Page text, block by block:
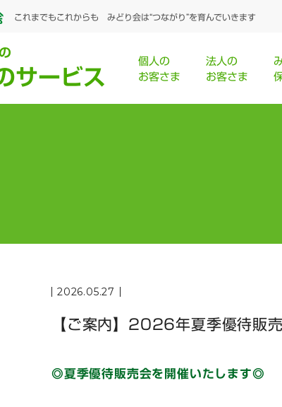
これまでもこれからも みどり会は“つながり”を育んでいきます
サービス
個人の
お客さま
法人の
お客さま
【ご案内】2026年夏季優待販
2026.05.27
◎夏季優待販売会を開催いたします◎